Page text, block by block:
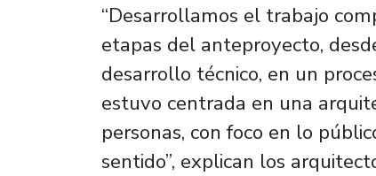
“Desarrollamos el trabajo
etapas del anteproyecto,
desarrollo técnico, en un
estuvo centrada en una
personas, con foco en lo
sentido”, explican los